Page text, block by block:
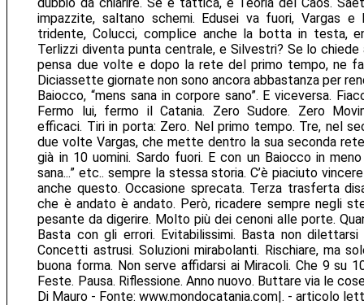
impazzite, saltano schemi. Edusei va fuori, Vargas
tridente, Colucci, complice anche la botta in testa,
Terlizzi diventa punta centrale, e Silvestri? Se lo chiede
pensa due volte e dopo la rete del primo tempo, ne
Diciassette giornate non sono ancora abbastanza per
Baiocco, “mens sana in corpore sano”. E viceversa.
Fermo lui, fermo il Catania. Zero Sudore. Zero
efficaci. Tiri in porta: Zero. Nel primo tempo. Tre, nel
due volte Vargas, che mette dentro la sua seconda
già in 10 uomini. Sardo fuori. E con un Baiocco in
sana...” etc.. sempre la stessa storia. C’è piaciuto
anche questo. Occasione sprecata. Terza trasferta
che è andato è andato. Però, ricadere sempre negli
pesante da digerire. Molto più dei cenoni alle porte.
Basta con gli errori. Evitabilissimi. Basta non dilettarsi
Concetti astrusi. Soluzioni mirabolanti. Rischiare, ma
buona forma. Non serve affidarsi ai Miracoli. Che 9 su
Feste. Pausa. Riflessione. Anno nuovo. Buttare via le
Di Mauro - Fonte: www.mondocatania.com|. - articolo